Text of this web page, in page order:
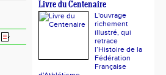
Livre du Centenaire
L'ouvrage
richement
illustré, qui
retrace
l’Histoire de la
Fédération
Française